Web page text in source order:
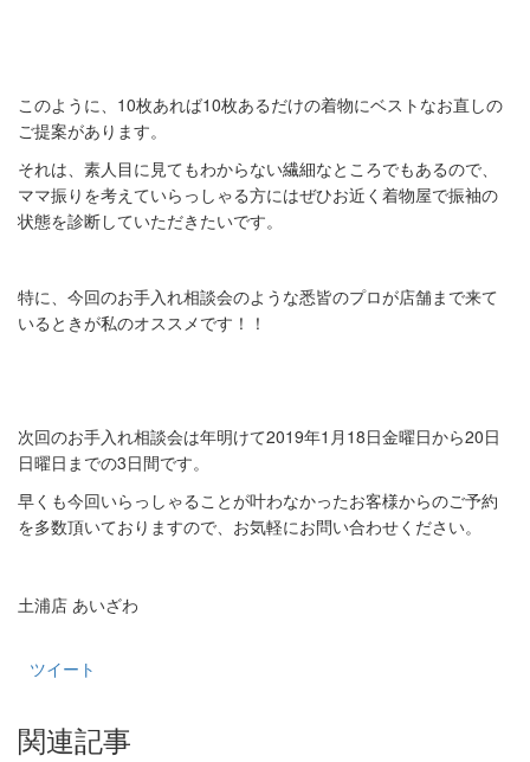
このように、 10枚あれば10枚あるだけの着物にベストなお直しの
ご提案があります。
それは、素人目に見てもわからない繊細なところでもあるので、
ママ振りを考えていらっしゃる方にはぜひお近く着物屋で振袖の
状態を診断していただきたいです。
特に、今回のお手入れ相談会のような悉皆のプロが店舗まで来て
いるときが私のオススメです！！
次回のお手入れ相談会は年明けて2019年1 月 18日金曜日から20日
日曜日までの3日間です。
早くも今回いらっしゃることが叶わなかったお客様からのご予約
を多数頂いておりますので、お気軽にお問い合わせください。
土浦店 あいざわ
ツイート
関連記事